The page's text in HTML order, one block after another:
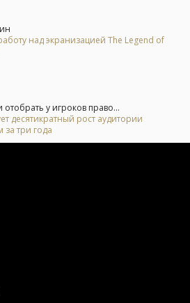
над экранизацией The Legend of
у игроков право...
десятикратный рост аудитории
три года